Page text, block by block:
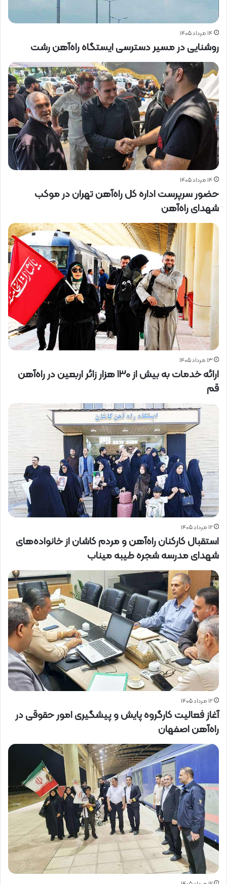
۱۴ مرداد ۱۴۰۵
روشنایی در مسیر دسترسی ایستگاه راه‌آهن رشت
۱۴ مرداد ۱۴۰۵
حضور سرپرست اداره کل راه‌آهن تهران در موکب
شهدای راه‌آهن
۱۳ مرداد ۱۴۰۵
ارائه خدمات به بیش از ۱۳۰ هزار زائر اربعین در راه‌آهن
قم
۱۲ مرداد ۱۴۰۵
استقبال کارکنان راه‌آهن و مردم کاشان از خانواده‌های
شهدای مدرسه شجره طیبه میناب
۱۲ مرداد ۱۴۰۵
آغاز فعالیت کارگروه پایش و پیشگیری امور حقوقی در
راه‌آهن اصفهان